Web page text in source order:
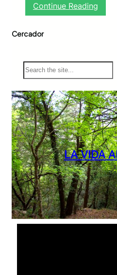
Continue Reading
R
a
d
a
b
l
e
Cercador
S
e
r
c
h
LA VIDA